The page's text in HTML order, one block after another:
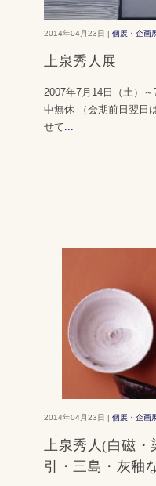
2014年04月23日 | 個展・企画
上泉秀人展
2007年7月14日（土）
中無休 （会期前日翌日
せて...
2014年04月23日 | 個展・企画
上泉秀人(白磁・
引・三島・灰釉